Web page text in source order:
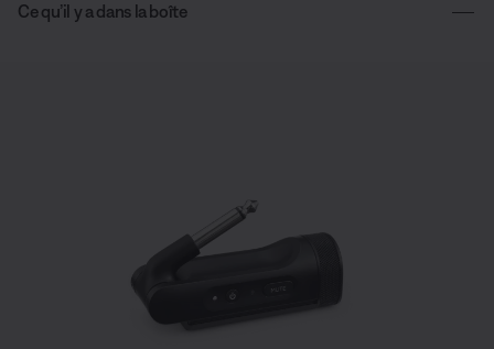
Ce qu’il y a dans la boîte